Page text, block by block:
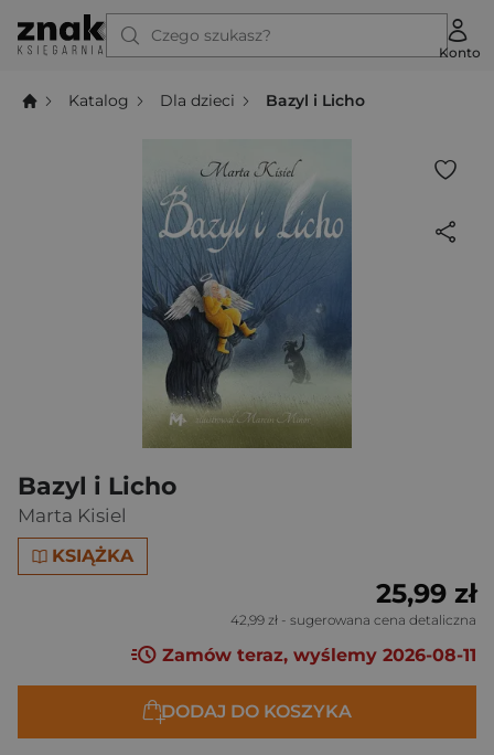
Czego szukasz?
Konto
Katalog Dla dzieci Bazyl i Licho
Bazyl i Licho
Marta Kisiel
KSIĄŻKA
25,99 zł
42,99 zł - sugerowana cena detaliczna
Zamów teraz, wyślemy 2026-08-11
DODAJ DO KOSZYKA